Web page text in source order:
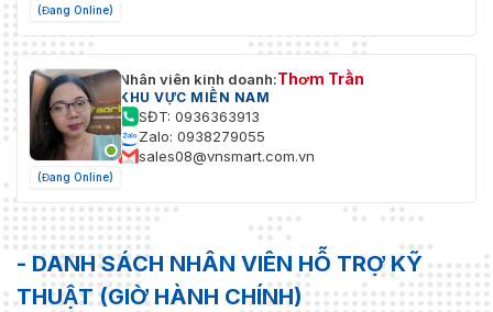
(Đang Online)
(Đang Online)
Nhân viên kinh doanh:Thơm Trần
KHU VỰC MIỀN NAM
SĐT: 0936363913
Zalo: 0938279055
sales08@vnsmart.com.vn
- DANH SÁCH NHÂN VIÊN HỖ TRỢ KỸ
THUẬT (GIỜ HÀNH CHÍNH)